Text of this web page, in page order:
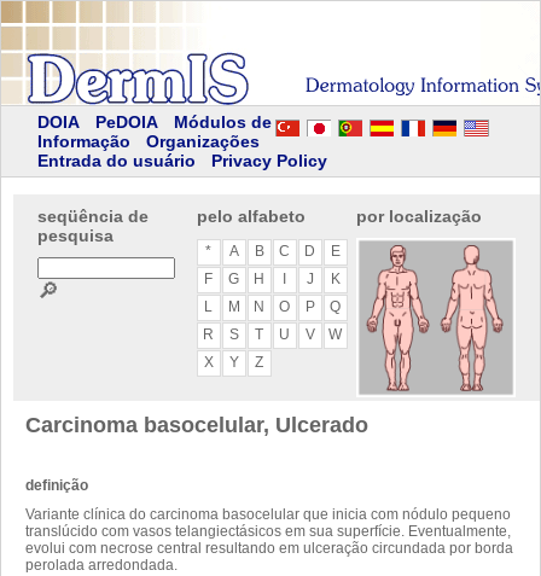
DOIA PeDOIA
Módulos de
Informação
Organizações
Entrada do usuário
Privacy Policy
seqüência de
pesquisa
🔎
pelo alfabeto
* A B C D
E
F
G H J
K
L
M N O P
Q
R
S T U V
W
X
Y Z
por localização
Carcinoma basocelular, Ulcerado
definição
Variante clínica do carcinoma basocelular que inicia com nódulo pequeno
translúcido com vasos telangiectásicos em sua superfície. Eventualmente,
evolui com necrose central resultando em ulceração circundada por borda
perolada arredondada.